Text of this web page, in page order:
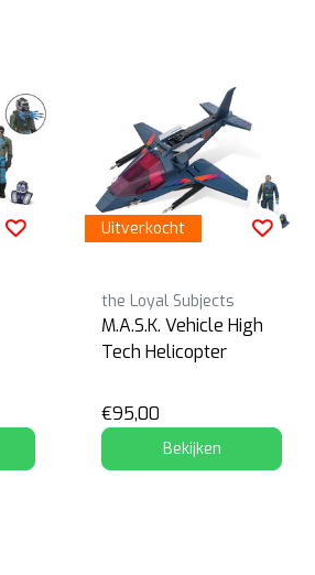
Uitverkocht
the Loyal Subjects
M.A.S.K. Vehicle High
Tech Helicopter
€95,00
Bekijken